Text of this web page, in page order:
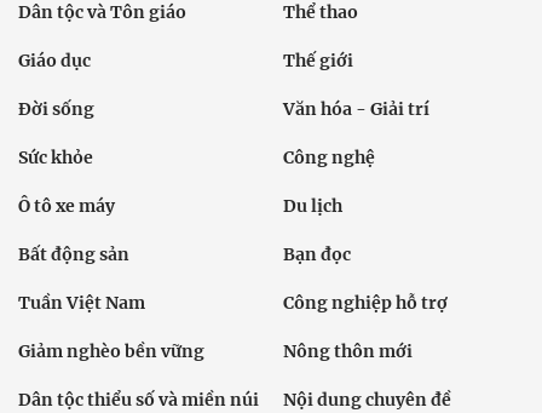
Dân tộc và Tôn giáo Thể thao
Giáo dục Thế giới
Đời sống Văn hóa - Giải trí
Sức khỏe Công nghệ
Ô tô xe máy Du lịch
Bất động sản Bạn đọc
Tuần Việt Nam Công nghiệp hỗ trợ
Giảm nghèo bền vững Nông thôn mới
Dân tộc thiểu số và miền núi Nội dung chuyên đề